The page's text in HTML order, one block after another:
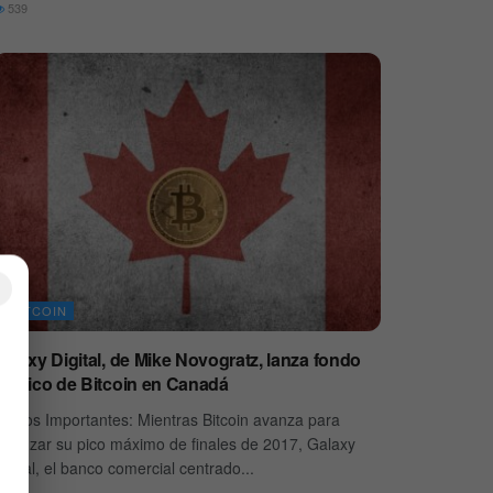
539
BITCOIN
Galaxy Digital, de Mike Novogratz, lanza fondo
público de Bitcoin en Canadá
Puntos Importantes: Mientras Bitcoin avanza para
alcanzar su pico máximo de finales de 2017, Galaxy
Digital, el banco comercial centrado...